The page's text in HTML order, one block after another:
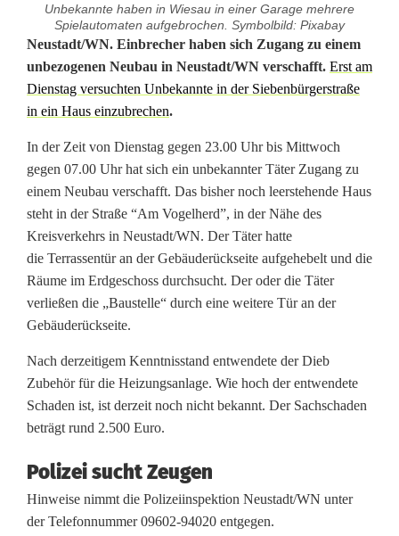
Unbekannte haben in Wiesau in einer Garage mehrere
Spielautomaten aufgebrochen. Symbolbild: Pixabay
E
i
n
b
r
e
c
h
e
r
s
t
i
g
Neustadt/WN. Einbrecher haben sich Zugang zu einem
unbezogenen Neubau in Neustadt/WN verschafft. Erst am
Dienstag versuchten Unbekannte in der Siebenbürgerstraße
in ein Haus einzubrechen.
In der Zeit von Dienstag gegen 23.00 Uhr bis Mittwoch
gegen 07.00 Uhr hat sich ein unbekannter Täter Zugang zu
einem Neubau verschafft. Das bisher noch leerstehende Haus
steht in der Straße “Am Vogelherd”, in der Nähe des
Kreisverkehrs in Neustadt/WN. Der Täter hatte
die Terrassentür an der Gebäuderückseite aufgehebelt und die
Räume im Erdgeschoss durchsucht. Der oder die Täter
verließen die „Baustelle“ durch eine weitere Tür an der
Gebäuderückseite.
Nach derzeitigem Kenntnisstand entwendete der Dieb
Zubehör für die Heizungsanlage. Wie hoch der entwendete
Schaden ist, ist derzeit noch nicht bekannt. Der Sachschaden
beträgt rund 2.500 Euro.
Polizei sucht Zeugen
Hinweise nimmt die Polizeiinspektion Neustadt/WN unter
der Telefonnummer 09602-94020 entgegen.